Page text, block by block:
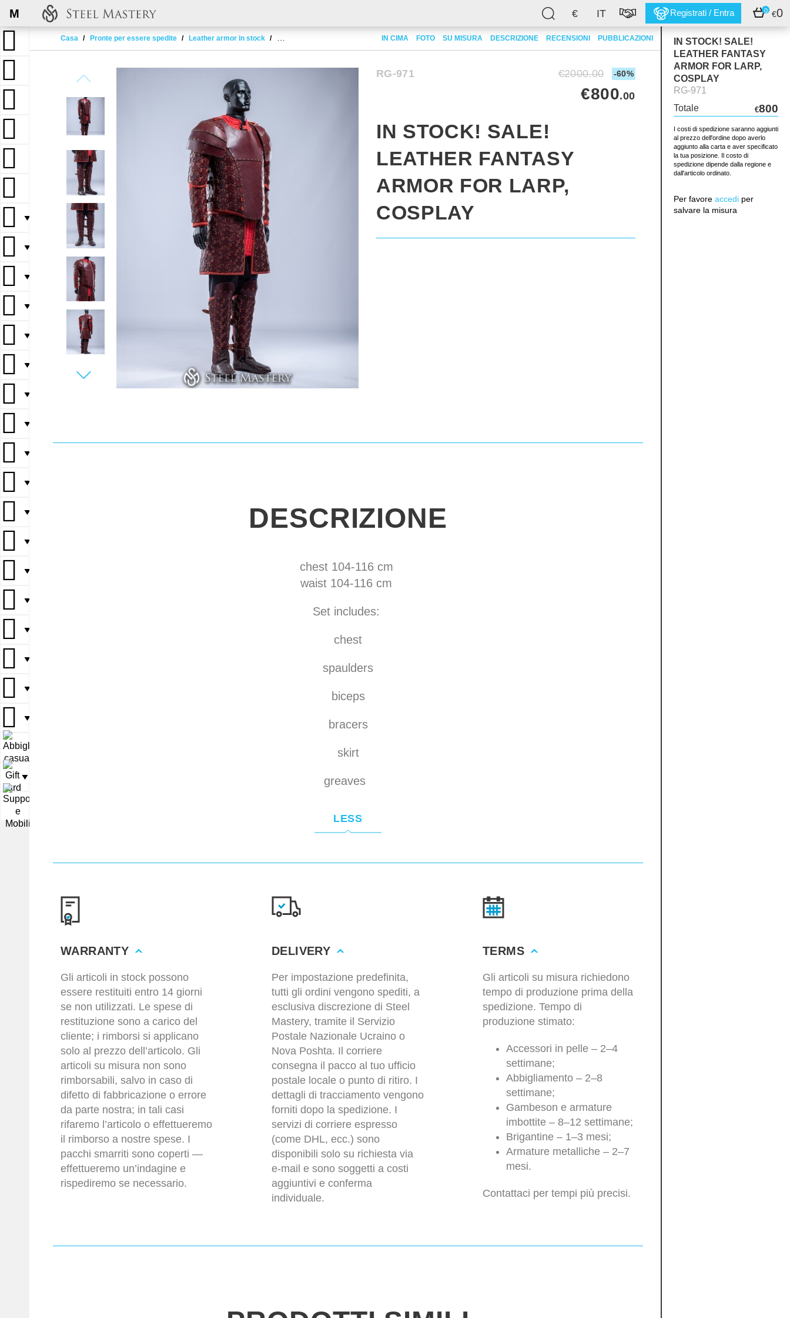
€ IT Registrati / Entra 0 €0
M
Casa Pronte per essere spedite Leather armor in stock IN STOCK! SALE! Leather fantasy armor for larp, cosplay
IN CIMA FOTO SU MISURA DESCRIZIONE RECENSIONI PUBBLICAZIONI
▼
▼
▼
▼
▼
▼
▼
▼
▼
▼
▼
▼
▼
▼
▼
▼
▼
▼
▼
IN STOCK! SALE!
LEATHER FANTASY
ARMOR FOR LARP,
COSPLAY
RG-971
Totale
€800
I costi di spedizione saranno aggiunti
al prezzo dell'ordine dopo averlo
aggiunto alla carta e aver specificato
la tua posizione. Il costo di
spedizione dipende dalla regione e
dall'articolo ordinato.
Per favore accedi per
salvare la misura
RG-971 €2000.00 -60%
€800.00
IN STOCK! SALE!
LEATHER FANTASY
ARMOR FOR LARP,
COSPLAY
DESCRIZIONE
chest 104-116 cm
waist 104-116 cm
Set includes:
chest
spaulders
biceps
bracers
skirt
greaves
LESS
WARRANTY
Gli articoli in stock possono
essere restituiti entro 14 giorni
se non utilizzati. Le spese di
restituzione sono a carico del
cliente; i rimborsi si applicano
solo al prezzo dell’articolo. Gli
articoli su misura non sono
rimborsabili, salvo in caso di
difetto di fabbricazione o errore
da parte nostra; in tali casi
rifaremo l’articolo o effettueremo
il rimborso a nostre spese. I
pacchi smarriti sono coperti —
effettueremo un’indagine e
rispediremo se necessario.
DELIVERY
Per impostazione predefinita,
tutti gli ordini vengono spediti, a
esclusiva discrezione di Steel
Mastery, tramite il Servizio
Postale Nazionale Ucraino o
Nova Poshta. Il corriere
consegna il pacco al tuo ufficio
postale locale o punto di ritiro. I
dettagli di tracciamento vengono
forniti dopo la spedizione. I
servizi di corriere espresso
(come DHL, ecc.) sono
disponibili solo su richiesta via
e-mail e sono soggetti a costi
aggiuntivi e conferma
individuale.
TERMS
Gli articoli su misura richiedono
tempo di produzione prima della
spedizione. Tempo di
produzione stimato:
Accessori in pelle – 2–4
settimane;
Abbigliamento – 2–8
settimane;
Gambeson e armature
imbottite – 8–12 settimane;
Brigantine – 1–3 mesi;
Armature metalliche – 2–7
mesi.
Contattaci per tempi più precisi.